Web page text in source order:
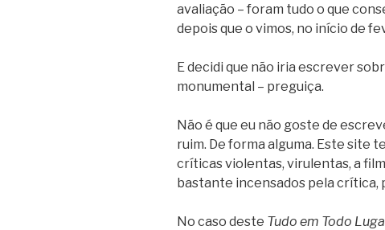
avaliação – foram tudo o que
depois que o vimos, no início de
E decidi que não iria escrever
monumental – preguiça.
Não é que eu não goste de
ruim. De forma alguma. Este site
críticas violentas, virulentas, a
bastante incensados pela crítica,
No caso deste Tudo em Todo